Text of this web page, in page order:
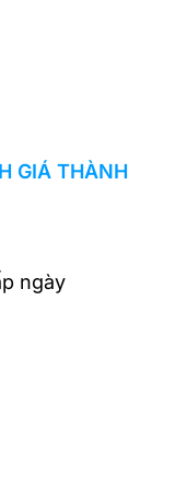
GIÁ THÀNH
ngày